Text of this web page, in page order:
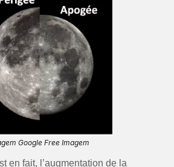
Google Free Imagem
en fait, l’augmentation de la